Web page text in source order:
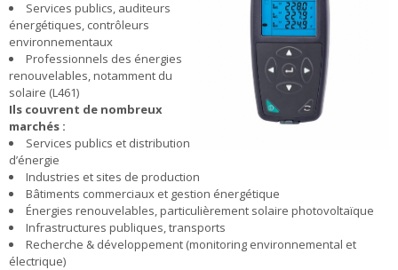
Services publics, auditeurs
énergétiques, contrôleurs
environnementaux
Professionnels des énergies
renouvelables, notamment du
solaire (L461)
Ils couvrent de nombreux
marchés :
Services publics et distribution
d’énergie
Industries et sites de production
Bâtiments commerciaux et gestion énergétique
Énergies renouvelables, particulièrement solaire photovoltaïque
Infrastructures publiques, transports
Recherche & développement (monitoring environnemental et
électrique)